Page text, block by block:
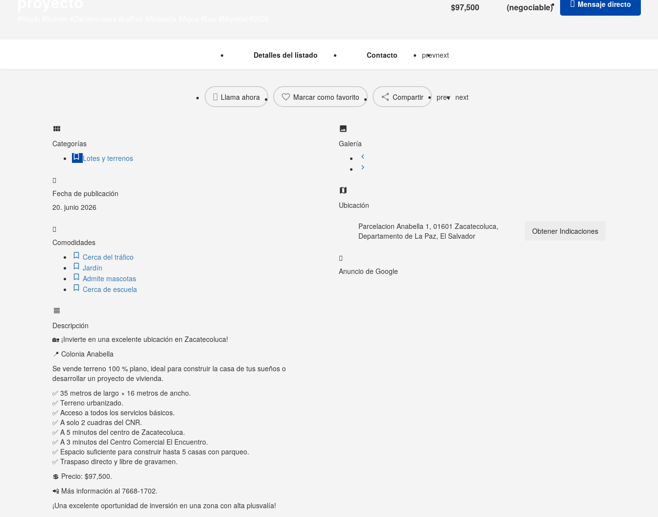
$97,500 (negociable) Mensaje directo
Detalles del listado Contacto prevnext
Llama ahora Marcar como favorito Compartir prev next
Categorías
Lotes y terrenos
Fecha de publicación
20. junio 2026
Comodidades
Cerca del tráfico
Jardín
Admite mascotas
Cerca de escuela
Descripción
🏡 ¡Invierte en una excelente ubicación en Zacatecoluca!
📍 Colonia Anabella
Se vende terreno 100 % plano, ideal para construir la casa de tus sueños o
desarrollar un proyecto de vivienda.
✅ 35 metros de largo × 16 metros de ancho.
✅ Terreno urbanizado.
✅ Acceso a todos los servicios básicos.
✅ A solo 2 cuadras del CNR.
✅ A 5 minutos del centro de Zacatecoluca.
✅ A 3 minutos del Centro Comercial El Encuentro.
✅ Espacio suficiente para construir hasta 5 casas con parqueo.
✅ Traspaso directo y libre de gravamen.
💲 Precio: $97,500.
📲 Más información al 7668-1702.
¡Una excelente oportunidad de inversión en una zona con alta plusvalía!
Galería
Ubicación
Parcelacion Anabella 1, 01601 Zacatecoluca,
Departamento de La Paz, El Salvador
Obtener Indicaciones
Anuncio de Google